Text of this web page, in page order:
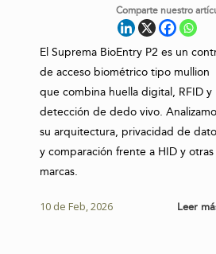
Comparte nuestro
El Suprema BioEntry P2 es un
de acceso biométrico tipo mullion
que combina huella digital, RFID y
detección de dedo vivo.
su arquitectura, privacidad de
y comparación frente a HID y otras
marcas.
10 de Feb, 2026 Leer